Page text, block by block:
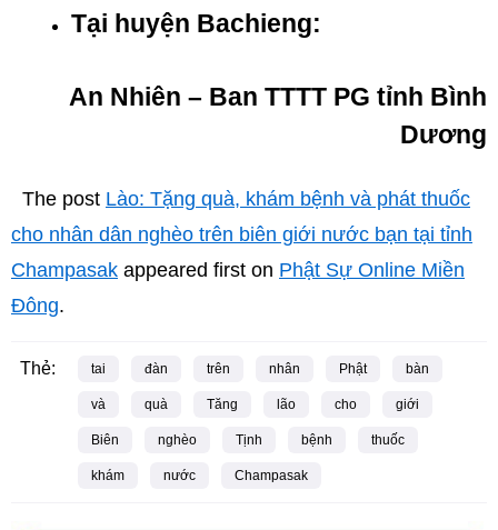
Tại huyện Bachieng:
An Nhiên – Ban TTTT PG tỉnh Bình
Dương
The post Lào: Tặng quà, khám bệnh và phát thuốc
cho nhân dân nghèo trên biên giới nước bạn tại tỉnh
Champasak appeared first on Phật Sự Online Miền
Đông.
Thẻ: tai đàn trên nhân Phật bàn
và quà Tăng lão cho giới
Biên nghèo Tịnh bệnh thuốc
khám nước Champasak